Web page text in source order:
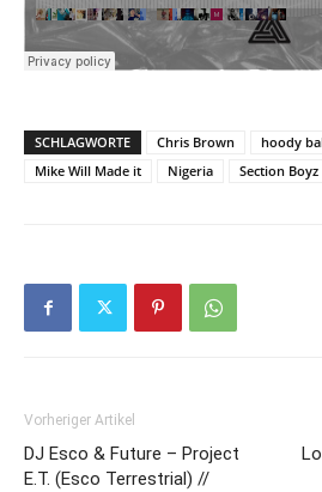
SCHLAGWORTE Chris Brown hoody
Mike Will Made it
Nigeria Section Boyz
Vorheriger Artikel
DJ Esco & Future – Project
E.T. (Esco Terrestrial) //